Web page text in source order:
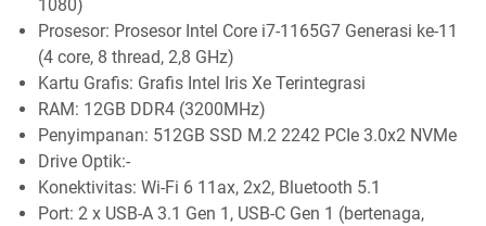
1080)
Prosesor: Prosesor Intel Core i7-1165G7 Generasi ke-11
(4 core, 8 thread, 2,8 GHz)
Kartu Grafis: Grafis Intel Iris Xe Terintegrasi
RAM: 12GB DDR4 (3200MHz)
Penyimpanan: 512GB SSD M.2 2242 PCIe 3.0x2 NVMe
Drive Optik:-
Konektivitas: Wi-Fi 6 11ax, 2x2, Bluetooth 5.1
Port: 2 x USB-A 3.1 Gen 1, USB-C Gen 1 (bertenaga,